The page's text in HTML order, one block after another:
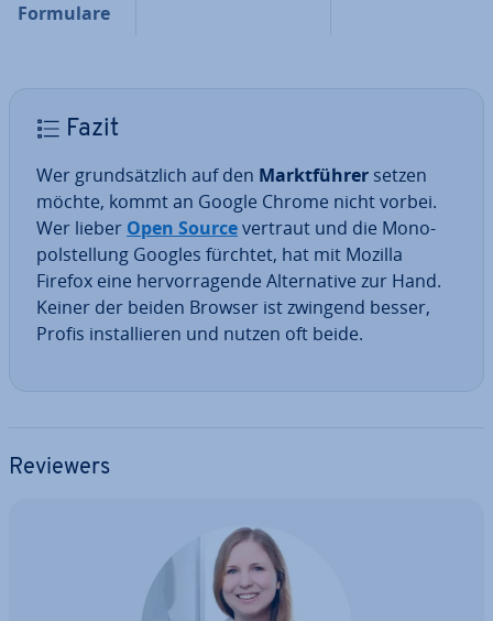
Formulare
Fazit
Wer grund­sätz­lich auf den Markt­füh­rer setzen
möchte, kommt an Google Chrome nicht vorbei.
Wer lieber Open Sourcevertraut und die Mo­no­
pol­stel­lung Googles fürchtet, hat mit Mozilla
Firefox eine her­vor­ra­gen­de Al­ter­na­ti­ve zur Hand.
Keiner der beiden Browser ist zwingend besser,
Profis in­stal­lie­ren und nutzen oft beide.
Reviewers